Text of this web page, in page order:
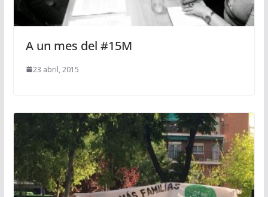
A un mes del #15M
23 abril, 2015